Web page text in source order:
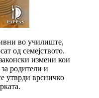
во училиште,
од семејството.
измени кои
родители и
утврди врсничко